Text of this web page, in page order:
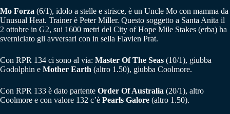
Mo Forza (6/1), idolo a stelle e strisce, è un Uncle Mo con mamma da
Unusual Heat. Trainer è Peter Miller. Questo soggetto a Santa Anita il
2 ottobre in G2, sui 1600 metri del City of Hope Mile Stakes (erba) ha
sverniciato gli avversari con in sella Flavien Prat.
Con RPR 134 ci sono al via: Master Of The Seas (10/1), giubba
Godolphin e Mother Earth (altro 1.50), giubba Coolmore.
Con RPR 133 è dato partente Order Of Australia (20/1), altro
Coolmore e con valore 132 c’è Pearls Galore (altro 1.50).